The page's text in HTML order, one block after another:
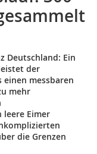
Deutschland: Ein
der
messbaren
mehr
leere Eimer
die Grenzen